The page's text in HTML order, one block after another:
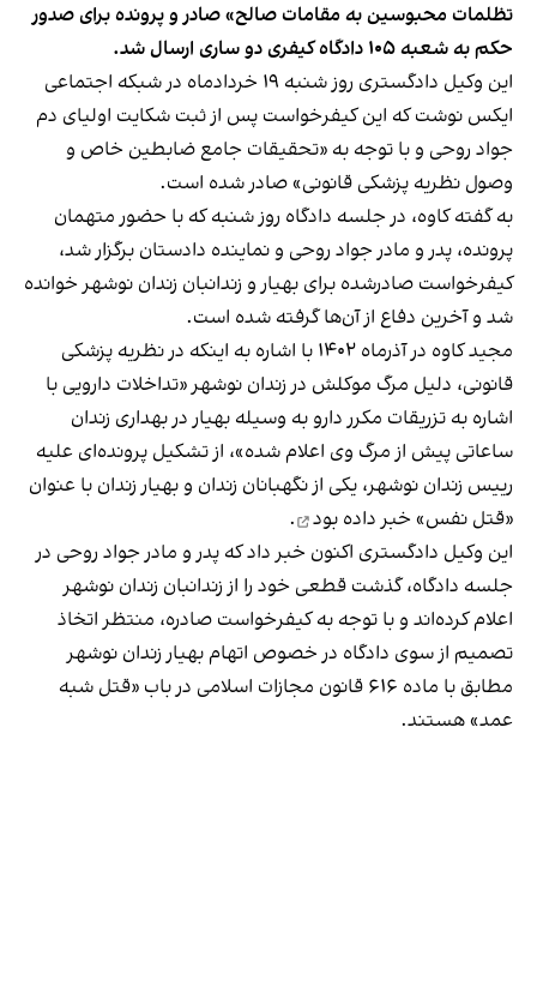
تظلمات محبوسين به مقامات صالح» صادر و پرونده براى صدور
حکم به شعبه ١٠٥ دادگاه كيفرى دو سارى ارسال شد.
این وکیل دادگستری روز شنبه ۱۹ خردادماه در شبکه اجتماعی
ایکس نوشتکه این کیفرخواست پس از ثبت شكايت اوليای‌ دم
جواد روحى و با توجه به «تحقيقات جامع ضابطين خاص و
وصول نظريه پزشكى قانونى» صادر شده است.
به گفته کاوه، در جلسه دادگاه روز شنبه که با حضور متهمان
پرونده، پدر و مادر جواد روحی و نماينده دادستان برگزار شد،
كيفرخواست صادرشده براى بهیار و زندانبان زندان نوشهر خوانده
شد و آخرين دفاع از آن‌ها گرفته شده است.
مجید کاوه در آذرماه ۱۴۰۲ با اشاره به اینکه در نظریه پزشکی
قانونی، دلیل مرگ موکلش در زندان نوشهر «تداخلات دارویی با
اشاره به تزریقات مکرر دارو به وسیله بهیار در بهداری زندان
ساعاتی پیش از مرگ وی اعلام شده»، از تشکیل پرونده‌ای علیه
رییس زندان نوشهر، یکی از نگهبانان زندان و بهیار زندان با عنوان
«قتل نفس»خبر داده بود
.
این وکیل دادگستری اکنون خبر دادکه پدر و مادر جواد روحی در
جلسه دادگاه، گذشت قطعی خود را از زندانبان زندان نوشهر
اعلام کرده‌اند و با توجه به كيفرخواست صادره، منتظر اتخاذ
تصميم از سوى دادگاه در خصوص اتهام بهيار زندان نوشهر
مطابق با ماده ٦١٦ قانون مجازات اسلامى در باب «قتل شبه
عمد» هستند.